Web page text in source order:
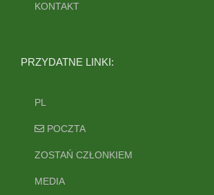
KONTAKT
PRZYDATNE LINKI:
PL
POCZTA
ZOSTAŃ CZŁONKIEM
MEDIA